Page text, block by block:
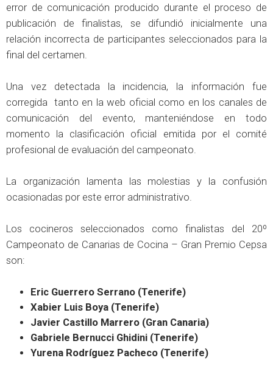
error de comunicación producido durante el proceso de
publicación de finalistas, se difundió inicialmente una
relación incorrecta de participantes seleccionados para la
final del certamen.
Una vez detectada la incidencia, la información fue
corregida tanto en la web oficial como en los canales de
comunicación del evento, manteniéndose en todo
momento la clasificación oficial emitida por el comité
profesional de evaluación del campeonato.
La organización lamenta las molestias y la confusión
ocasionadas por este error administrativo.
Los cocineros seleccionados como finalistas del 20º
Campeonato de Canarias de Cocina – Gran Premio Cepsa
son:
Eric Guerrero Serrano (Tenerife)
Xabier Luis Boya (Tenerife)
Javier Castillo Marrero (Gran Canaria)
Gabriele Bernucci Ghidini (Tenerife)
Yurena Rodríguez Pacheco (Tenerife)